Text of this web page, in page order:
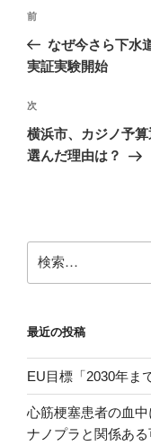
投
ナ
ゲ
ー
シ
前
の
投
前
なぜ今さら下水
実証実験開始
次
の
投
次
横浜市、カジノ予
選んだ理由は？
索:
最近の投稿
EU目標「2030年ま
心筋梗塞患者の血
ナノプラと関係ある